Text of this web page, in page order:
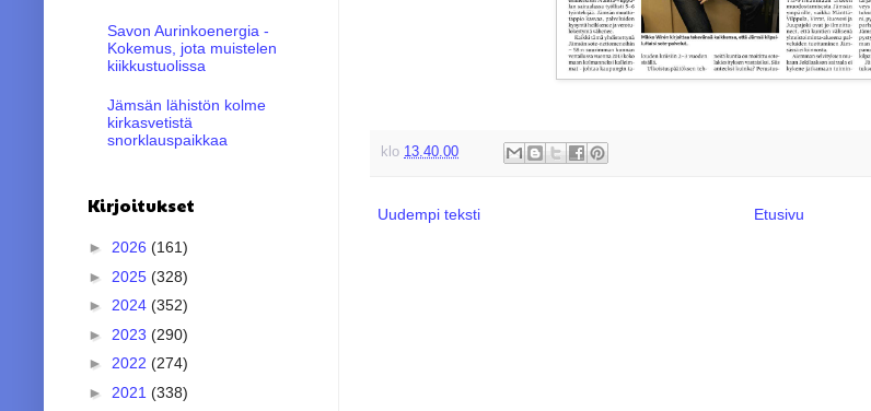
klo 13.40.00
Uudempi teksti Etusivu
Savon Aurinkoenergia -
Kokemus, jota muistelen
kiikkustuolissa
Jämsän lähistön kolme
kirkasvetistä
snorklauspaikkaa
Kirjoitukset
► 2026 (161)
► 2025 (328)
► 2024 (352)
► 2023 (290)
► 2022 (274)
► 2021 (338)